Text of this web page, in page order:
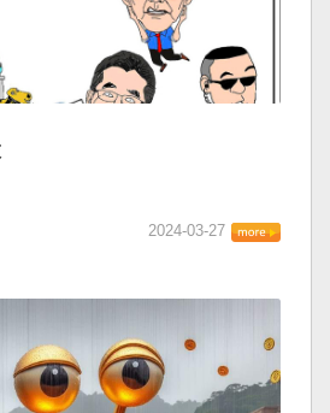
2024-03-27